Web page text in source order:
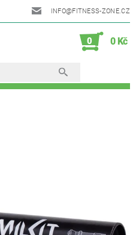
INFO@FITNESS-ZONE.CZ
0 0 Kč